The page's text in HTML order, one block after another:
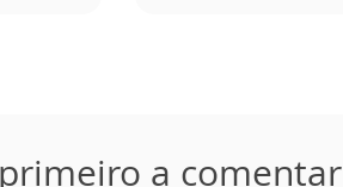
a comentar